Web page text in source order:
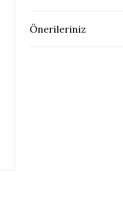
Önerileriniz